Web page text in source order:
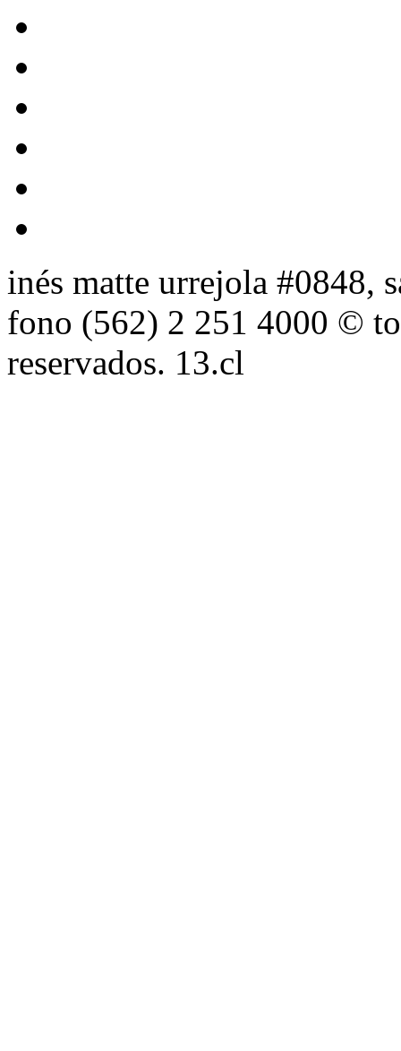
inés matte urrejola #0848,
fono (562) 2 251 4000 ©
reservados. 13.cl